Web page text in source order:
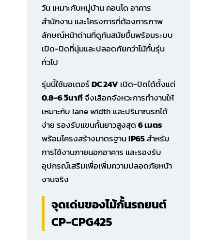
วัน เหมาะกับหมู่บ้าน คอนโด อาคาร
สำนักงาน และโครงการที่ต้องการภาพ
ลักษณ์หน้าด่านที่ดูทันสมัยขึ้นพร้อมระบบ
เปิด-ปิดที่นุ่มและปลอดภัยกว่าไม้กั้นรุ่น
ทั่วไป
รุ่นนี้ใช้มอเตอร์DC 24V เปิด-ปิดได้ตั้งแต่
0.8–6 วินาทีจึงเลือกจังหวะการทำงานให้
เหมาะกับ lane width และปริมาณรถได้
ง่าย รองรับแขนกั้นยาวสูงสุด6 เมตร
พร้อมโครงสร้างมาตรฐานIP65สำหรับ
การใช้งานภายนอกอาคาร และรองรับ
อุปกรณ์เสริมเพื่อเพิ่มความปลอดภัยหน้า
งานจริง
จุดเด่นของไม้กั้นรถยนต์
CP-CPG425